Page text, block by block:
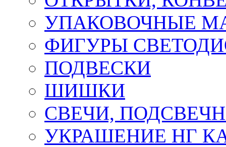
УПАКОВОЧНЫЕ
ФИГУРЫ
ПОДВЕСКИ
ШИШКИ
СВЕЧИ,
УКРАШЕНИЕ НГ